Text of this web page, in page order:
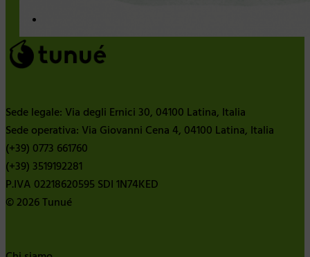
Sede legale: Via degli Ernici 30, 04100 Latina, Italia
Sede operativa: Via Giovanni Cena 4, 04100 Latina, Italia
(+39) 0773 661760
(+39) 3519192281
P.IVA 02218620595 SDI 1N74KED
© 2026 Tunué